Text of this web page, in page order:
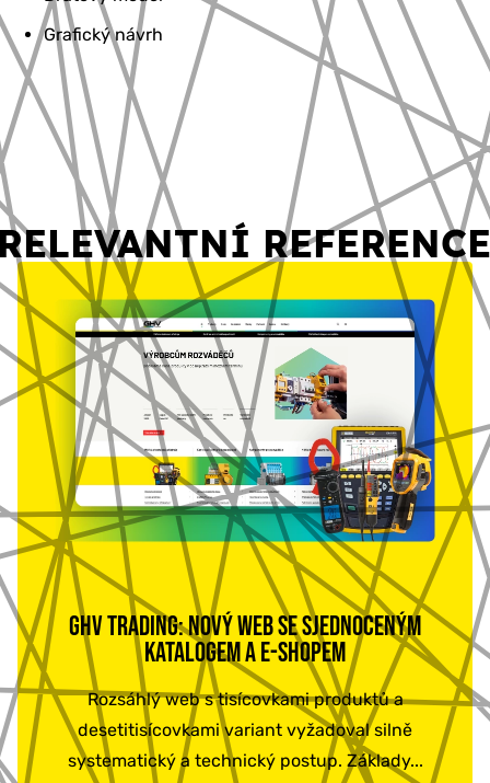
Grafický návrh
REFERENCE
GHV TRADING: NOVÝ WEB SE SJEDNOCENÝM
KATALOGEM A E-SHOPEM
Rozsáhlý web s tisícovkami produktů a
desetitisícovkami variant vyžadoval silně
systematický a technický postup. Základy...